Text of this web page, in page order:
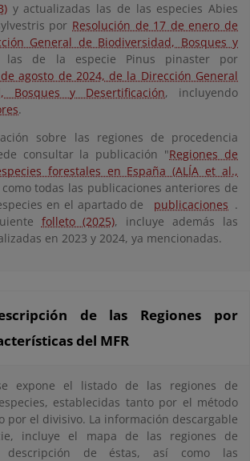
y actualizadas las de las especies Abies
por Resolución de 17 de enero de
General de Biodiversidad, Bosques y
de la especie Pinus pinaster por
agosto de 2024, de la Dirección General
Bosques y Desertificación, incluyendo
.
sobre las regiones de procedencia
consultar la publicación "Regiones de
forestales en España (ALÍA et al.,
todas las publicaciones anteriores de
en el apartado de
publicaciones .
folleto (2025), incluye además las
en 2023 y 2024, ya mencionadas.
de las Regiones por
del MFR
expone el listado de las regiones de
establecidas tanto por el método
por el divisivo. La información descargable
incluye el mapa de las regiones de
descripción de éstas, así como las